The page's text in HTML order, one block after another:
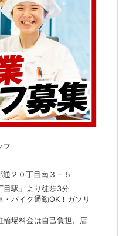
フ
２０丁目南３－５
目駅」より徒歩3分
バイク通勤OK！ガソリ
場料金は自己負担、店